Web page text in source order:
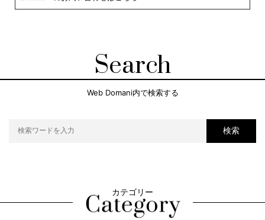
Search
Web Domani内で検索する
検索
カテゴリー